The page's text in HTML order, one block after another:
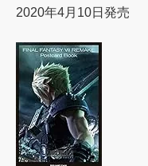
2020年4月10日発売